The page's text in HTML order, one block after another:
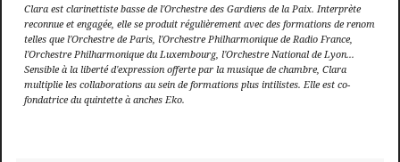
Clara est clarinettiste basse de l'Orchestre des Gardiens de la Paix. Interprète
reconnue et engagée, elle se produit régulièrement avec des formations de renom
telles que l'Orchestre de Paris, l'Orchestre Philharmonique de Radio France,
l'Orchestre Philharmonique du Luxembourg, l'Orchestre National de Lyon...
Sensible à la liberté d'expression offerte par la musique de chambre, Clara
multiplie les collaborations au sein de formations plus intilistes. Elle est co-
fondatrice du quintette à anches Eko.